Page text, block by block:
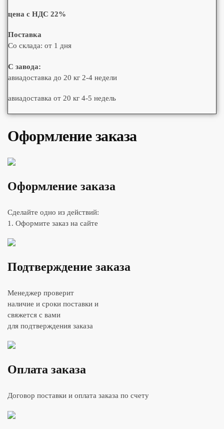
цена с НДС 22%
Поставка
Со склада: от 1 дня
С завода:
авиадоставка до 20 кг 2-4 недели
авиадоставка от 20 кг 4-5 недель
Оформление заказа
Оформление заказа
Сделайте одно из действий:
1. Оформите заказ на сайте
Подтверждение заказа
Менеджер проверит
наличие и сроки поставки и
свяжется с вами
для подтверждения заказа
Оплата заказа
Договор поставки и оплата заказа по счету